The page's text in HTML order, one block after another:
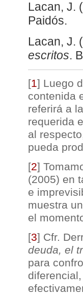
Lacan, J.
Paidós.
Lacan, J.
escritos.
[1] Luego
contenida
referirá a
requerida
al
pueda
[2]
(2005) en
e
muestra
el
[3] Cfr.
deuda, el
para